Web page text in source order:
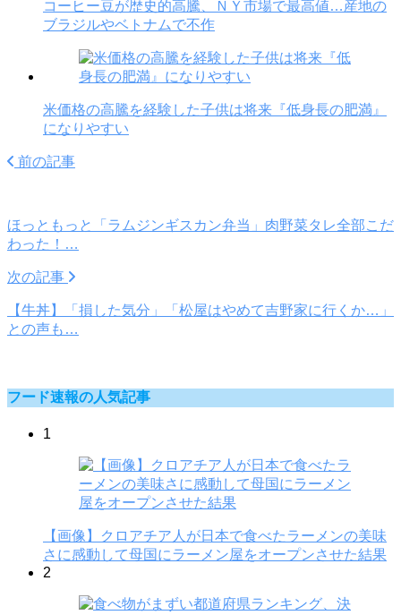
コーヒー豆が歴史的高騰、ＮＹ市場で最高値…産地の
ブラジルやベトナムで不作
米価格の高騰を経験した子供は将来『低身長の肥満』
になりやすい
前の記事
ほっともっと「ラムジンギスカン弁当」肉野菜タレ全部こだ
わった！…
次の記事
【牛丼】「損した気分」「松屋はやめて吉野家に行くか…」
との声も…
フード速報の人気記事
1
【画像】クロアチア人が日本で食べたラーメンの美味
さに感動して母国にラーメン屋をオープンさせた結果
2